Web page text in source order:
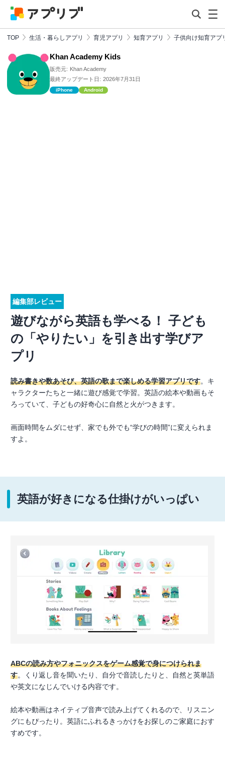
TOP 生活・暮らしアプリ 育児アプリ 知育アプリ 子供向け知育アプ
Khan Academy Kids
販売元: Khan Academy
最終アップデート日: 2026年7月31日
iPhone Android
編集部レビュー
遊びながら英語も学べる！ 子ども
の「やりたい」を引き出す学びア
プリ
読み書きや数あそび、英語の歌まで楽しめる学習アプリです。キ
ャラクターたちと一緒に遊び感覚で学習。英語の絵本や動画もそ
ろっていて、子どもの好奇心に自然と火がつきます。
画面時間をムダにせず、家でも外でも“学びの時間”に変えられま
すよ。
英語が好きになる仕掛けがいっぱい
ABCの読み方やフォニックスをゲーム感覚で身につけられま
す。くり返し音を聞いたり、自分で音読したりと、自然と英単語
や英文になじんでいける内容です。
絵本や動画はネイティブ音声で読み上げてくれるので、リスニン
グにもぴったり。英語にふれるきっかけをお探しのご家庭におす
すめです。